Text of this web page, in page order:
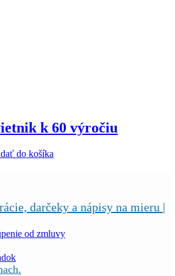
k 60 výročiu
do košíka
darčeky a nápisy na mieru |
od zmluvy